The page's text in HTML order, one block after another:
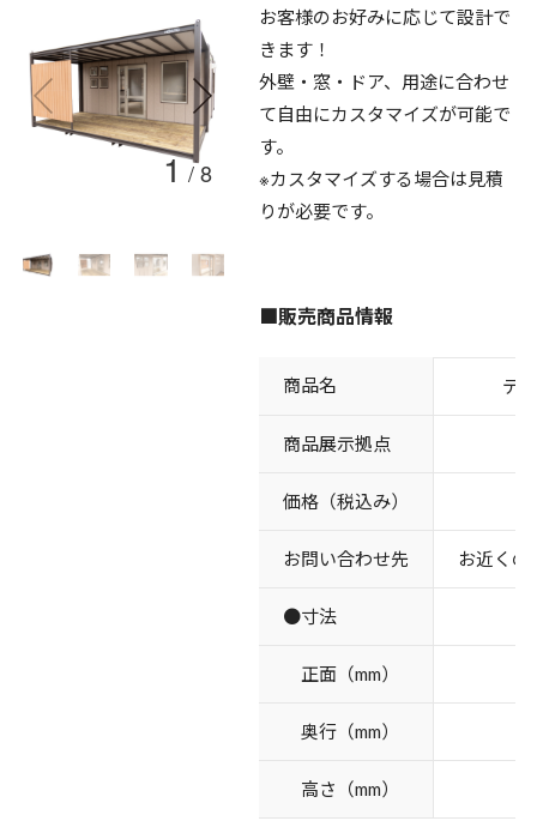
1/8
お客様のお好みに応じて設計で
きます！
外壁・窓・ドア、用途に合わせ
て自由にカスタマイズが可能で
す。
※カスタマイズする場合は見積
りが必要です。
■販売商品情報
商品名 デ
商品展示拠点
価格（税込み）
お問い合わせ先 お近くの
●寸法
正面（mm）
奥行（mm）
高さ（mm）